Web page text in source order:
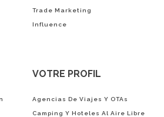
Trade Marketing
Influence
VOTRE PROFIL
Agencias De Viajes Y OTAs
Camping Y Hoteles Al Aire Libre